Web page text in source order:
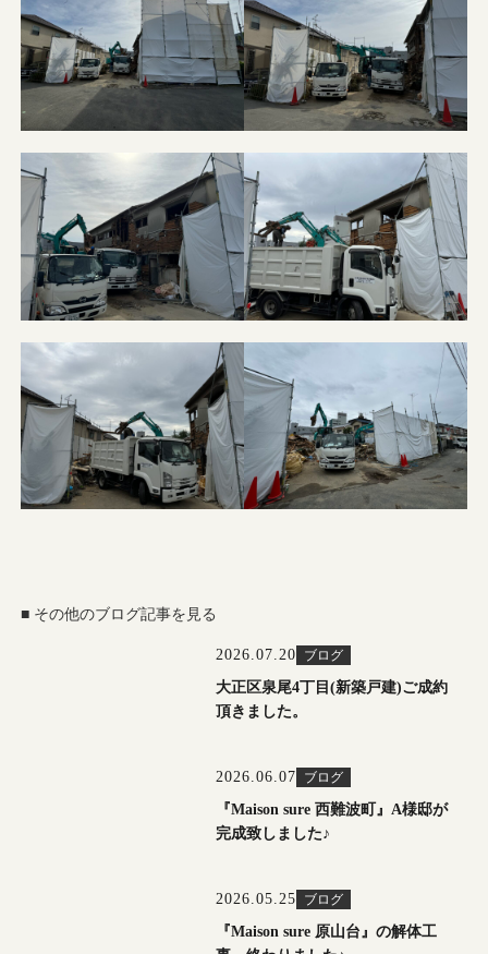
■ その他のブログ記事を見る
2026.07.20 ブログ
大正区泉尾4丁目(新築戸建)ご成約
頂きました。
2026.06.07 ブログ
『Maison sure 西難波町』A様邸が
完成致しました♪
2026.05.25 ブログ
『Maison sure 原山台』の解体工